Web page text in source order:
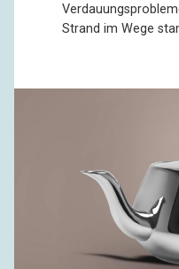
Strand im Wege